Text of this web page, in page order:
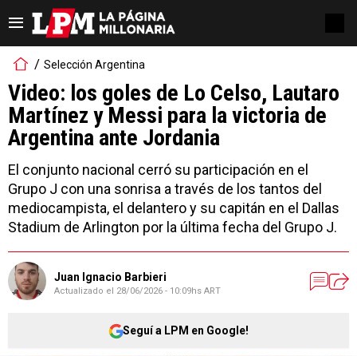
Selección Argentina
Video: los goles de Lo Celso, Lautaro
Martínez y Messi para la victoria de
Argentina ante Jordania
El conjunto nacional cerró su participación en el
Grupo J con una sonrisa a través de los tantos del
mediocampista, el delantero y su capitán en el Dallas
Stadium de Arlington por la última fecha del Grupo J.
Juan Ignacio Barbieri
Actualizado el 28/06/2026 - 10:09hs ART
Seguí a LPM en Google!